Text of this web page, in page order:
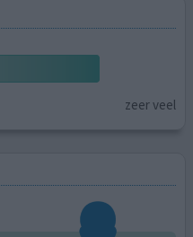
zeer veel